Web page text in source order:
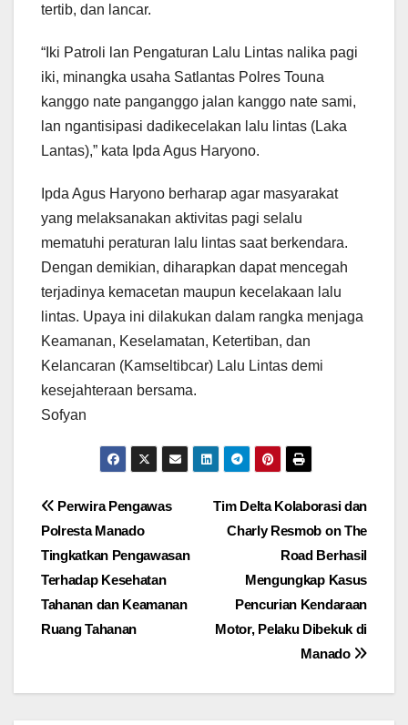
tertib, dan lancar.
“Iki Patroli lan Pengaturan Lalu Lintas nalika pagi
iki, minangka usaha Satlantas Polres Touna
kanggo nate panganggo jalan kanggo nate sami,
lan ngantisipasi dadikecelakan lalu lintas (Laka
Lantas),” kata Ipda Agus Haryono.
Ipda Agus Haryono berharap agar masyarakat
yang melaksanakan aktivitas pagi selalu
mematuhi peraturan lalu lintas saat berkendara.
Dengan demikian, diharapkan dapat mencegah
terjadinya kemacetan maupun kecelakaan lalu
lintas. Upaya ini dilakukan dalam rangka menjaga
Keamanan, Keselamatan, Ketertiban, dan
Kelancaran (Kamseltibcar) Lalu Lintas demi
kesejahteraan bersama.
Sofyan
Navigasi
pos
Tim Delta Kolaborasi dan
Charly Resmob on The
Road Berhasil
Mengungkap Kasus
Pencurian Kendaraan
Motor, Pelaku Dibekuk di
Manado
Perwira Pengawas
Polresta Manado
Tingkatkan Pengawasan
Terhadap Kesehatan
Tahanan dan Keamanan
Ruang Tahanan